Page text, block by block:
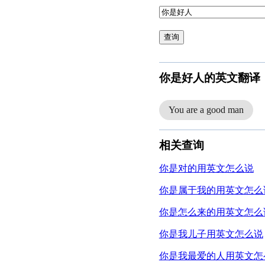
查询
你是好人的英文翻译
You are a good man
相关查询
你是对的用英文怎么说
你是属于我的用英文怎么
你是怎么来的用英文怎么
你是我儿子用英文怎么说
你是我最爱的人用英文